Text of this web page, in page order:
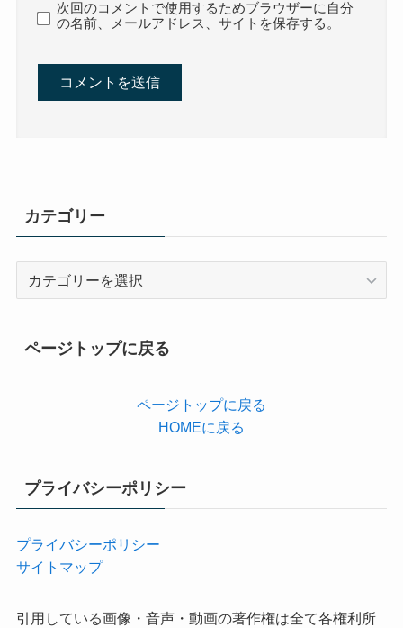
次回のコメントで使用するためブラウザーに自分
の名前、メールアドレス、サイトを保存する。
カテゴリー
ページトップに戻る
ページトップに戻る
HOMEに戻る
プライバシーポリシー
プライバシーポリシー
サイトマップ
引用している画像・音声・動画の著作権は全て各権利所